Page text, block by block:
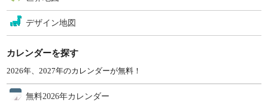
デザイン地図
カレンダーを探す
2026年、2027年のカレンダーが無料！
無料2026年カレンダー